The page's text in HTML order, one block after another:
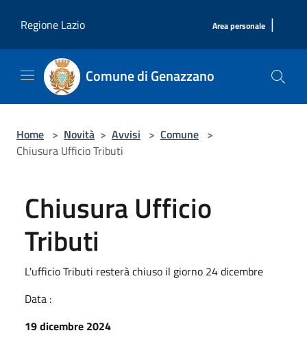
Regione Lazio
Area personale |
Comune di Genazzano
Home > Novità > Avvisi > Comune >
Chiusura Ufficio Tributi
Chiusura Ufficio
Tributi
L'ufficio Tributi resterà chiuso il giorno 24 dicembre
Data :
19 dicembre 2024